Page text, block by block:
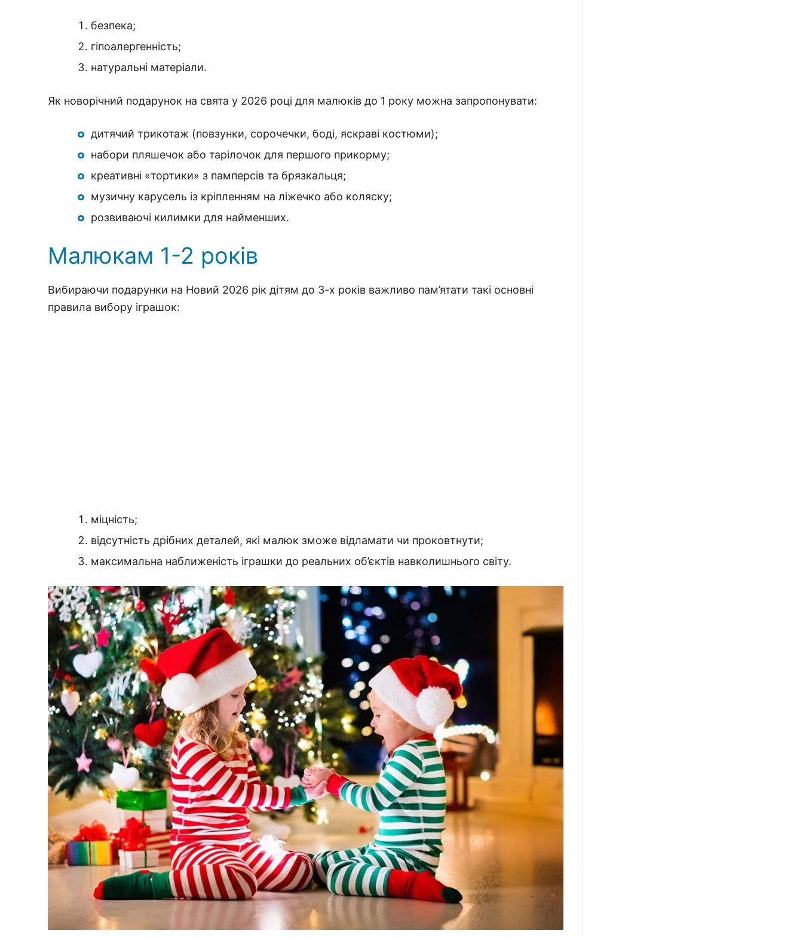
безпека;
гіпоалергенність;
натуральні матеріали.
Як новорічний подарунок на свята у 2026 році для малюків до 1 року можна запропонувати:
дитячий трикотаж (повзунки, сорочечки, боді, яскраві костюми);
набори пляшечок або тарілочок для першого прикорму;
креативні «тортики» з памперсів та брязкальця;
музичну карусель із кріпленням на ліжечко або коляску;
розвиваючі килимки для найменших.
Малюкам 1-2 років
Вибираючи подарунки на Новий 2026 рік дітям до 3-х років важливо пам’ятати такі основні
правила вибору іграшок:
міцність;
відсутність дрібних деталей, які малюк зможе відламати чи проковтнути;
максимальна наближеність іграшки до реальних об’єктів навколишнього світу.